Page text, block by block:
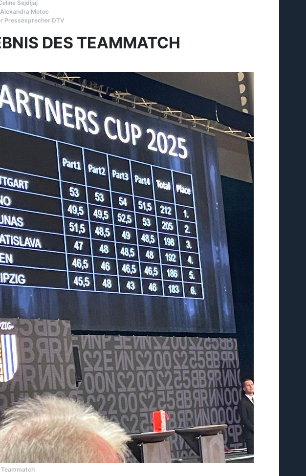
Sejdijaj
Motoc
Pressesprecher DTV
DES TEAMMATCH